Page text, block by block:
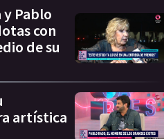
Pablo
con
de su
artística